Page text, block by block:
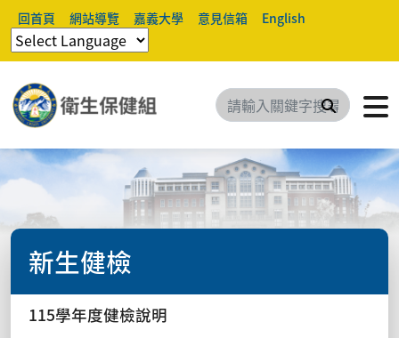
回首頁 網站導覽 嘉義大學 意見信箱 English
搜尋
新生健檢
115學年度健檢說明